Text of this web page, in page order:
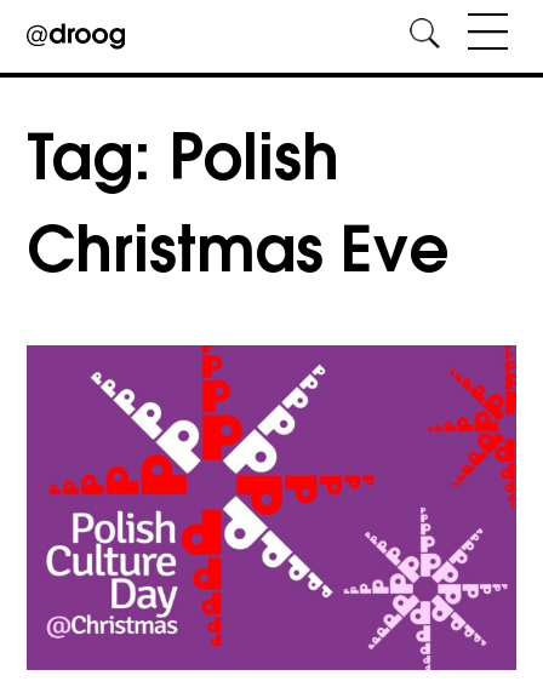
content
Tag: Polish
Christmas Eve